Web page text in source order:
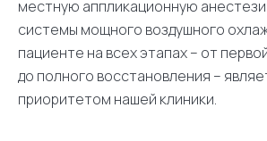
местную аппликационную
системы мощного воздушного
пациенте на всех этапах – от
до полного восстановления –
приоритетом нашей клиники.